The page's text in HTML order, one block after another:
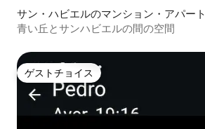
サン・ハビエルのマンション・アパート
青い丘とサンハビエルの間の空間
ゲストチョイス
ゲストチョイス